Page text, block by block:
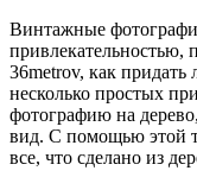
Винтажные
привлекательностью,
36metrov, как придать
несколько простых
фотографию на
вид. С помощью этой
все, что сделано из